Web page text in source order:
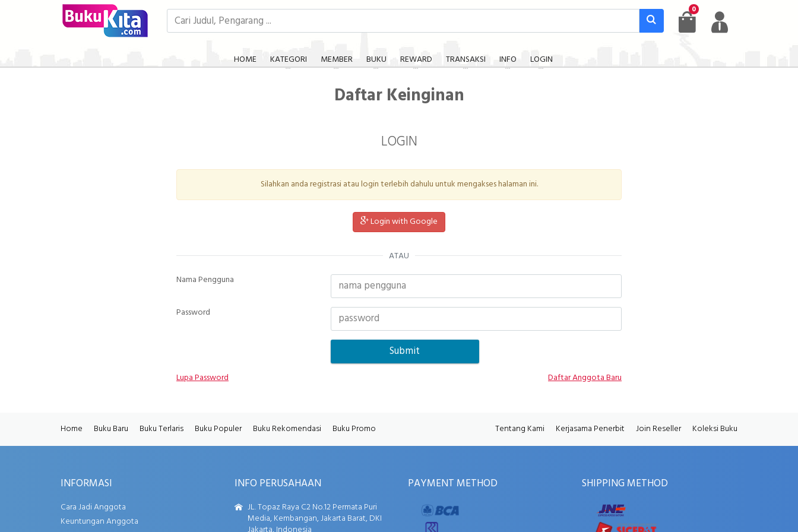
0
HOME KATEGORI MEMBER BUKU REWARD TRANSAKSI INFO LOGIN
Daftar Keinginan
LOGIN
Silahkan anda registrasi atau login terlebih dahulu untuk mengakses halaman ini.
Login with Google
ATAU
Nama Pengguna
Password
Lupa Password Daftar Anggota Baru
Home Buku Baru Buku Terlaris Buku Populer Buku Rekomendasi Buku Promo Tentang Kami Kerjasama Penerbit Join Reseller Koleksi Buku
INFORMASI
Cara Jadi Anggota
Keuntungan Anggota
INFO PERUSAHAAN
JL. Topaz Raya C2 No.12 Permata Puri
Media, Kembangan, Jakarta Barat, DKI
PAYMENT METHOD SHIPPING METHOD